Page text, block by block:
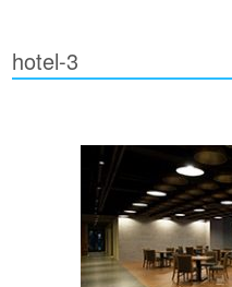
hotel-3